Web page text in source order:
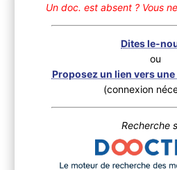
Un doc. est absent ? Vous
Dites le-
ou
Proposez un lien vers
(connexion
Recherche